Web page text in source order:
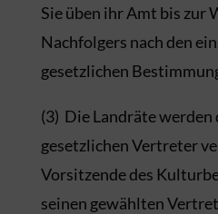
Sie üben ihr Amt bis zur
Nachfolgers nach den
gesetzlichen
(3) Die Landräte werden
gesetzlichen Vertreter
Vorsitzende des
seinen gewählten